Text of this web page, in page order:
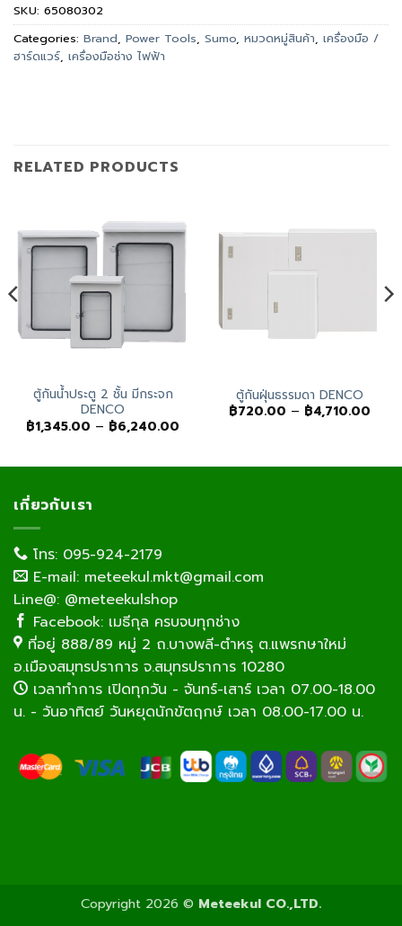
SKU: 65080302
Categories: Brand, Power Tools, Sumo, หมวดหมู่สินค้า, เครื่องมือ /
ฮาร์ดแวร์, เครื่องมือช่าง ไฟฟ้า
RELATED PRODUCTS
ตู้กันน้ำประตู 2 ชั้น มีกระจก
DENCO
฿1,345.00 – ฿6,240.00
฿6,240.00
ตู้กันฝุ่นธรรมดา DENCO
฿720.00 – ฿4,710.00Price
เกี่ยวกับเรา
โทร: 095-924-2179
E-mail: meteekul.mkt@gmail.com
Line@: @meteekulshop
Facebook: เมธีกุล ครบจบทุกช่าง
ที่อยู่ 888/89 หมู่ 2 ถ.บางพลี-ตำหรุ ต.แพรกษาใหม่
อ.เมืองสมุทรปราการ จ.สมุทรปราการ 10280
เวลาทำการ เปิดทุกวัน - จันทร์-เสาร์ เวลา 07.00-18.00
น. - วันอาทิตย์ วันหยุดนักขัตฤกษ์ เวลา 08.00-17.00 น.
Copyright 2026 © Meteekul CO.,LTD.